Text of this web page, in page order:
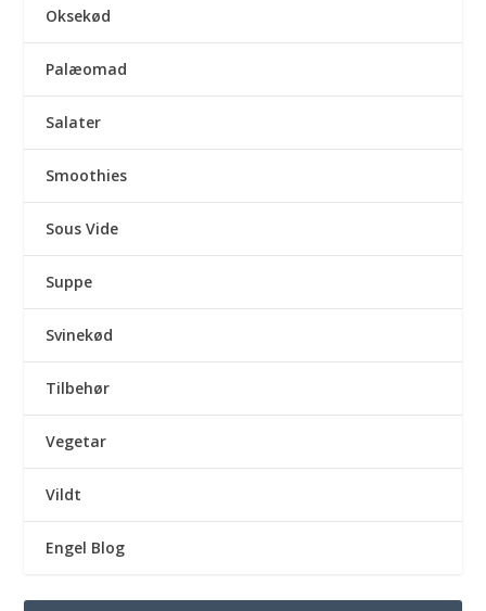
Oksekød
Palæomad
Salater
Smoothies
Sous Vide
Suppe
Svinekød
Tilbehør
Vegetar
Vildt
Engel Blog